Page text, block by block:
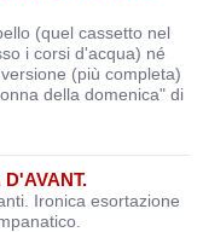
(quel cassetto nel
i corsi d'acqua) né
(più completa)
della domenica" di
Ironica esortazione